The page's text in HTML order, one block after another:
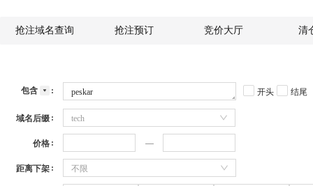
抢注域名查询 抢注预订 竞价大厅 清
包含 开头 结尾
域名后缀 tech
价格
距离下架 不限